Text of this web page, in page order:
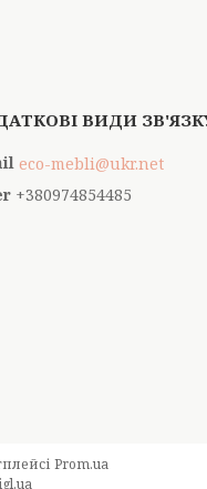
eco-mebli@ukr.net
+380974854485
Prom.ua